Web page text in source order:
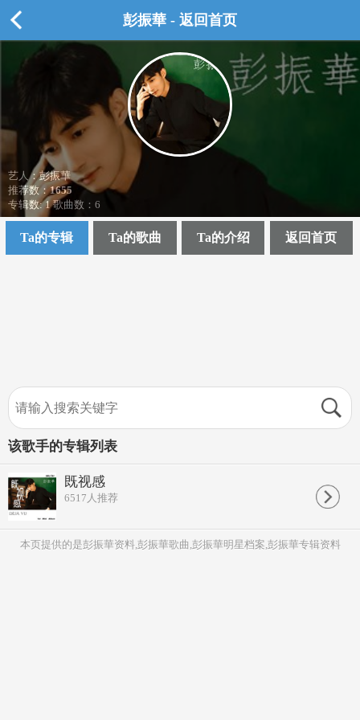
彭振華 - 返回首页
艺人：彭振華
推荐数：1655
专辑数: 1 歌曲数：6
Ta的专辑 Ta的歌曲 Ta的介绍 返回首页
该歌手的专辑列表
既视感
6517 人推荐
本页提供的是彭振華资料,彭振華歌曲,彭振華明星档案,彭振華专辑资料